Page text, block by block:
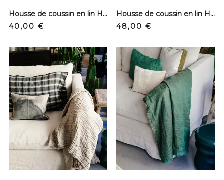
Housse de coussin en lin Highland - Lune
Prix
40,00 €
Housse de coussin en lin Highland - Namib
Prix
48,00 €